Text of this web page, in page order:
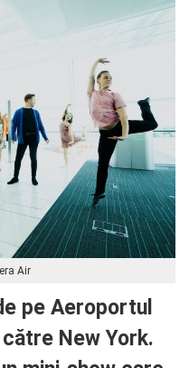
Air
pe Aeroportul
New York.